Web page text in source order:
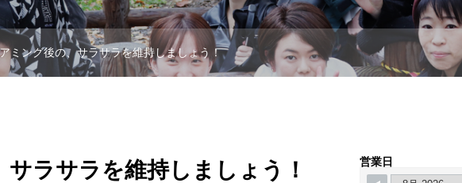
ミング後の、サラサラを維持しましょう！
ラサラを維持しましょう！ 営業日